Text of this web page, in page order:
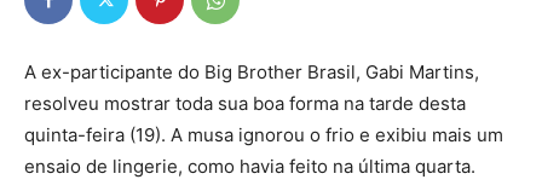
A ex-participante do Big Brother Brasil, Gabi Martins,
resolveu mostrar toda sua boa forma na tarde desta
quinta-feira (19). A musa ignorou o frio e exibiu mais um
ensaio de lingerie, como havia feito na última quarta.